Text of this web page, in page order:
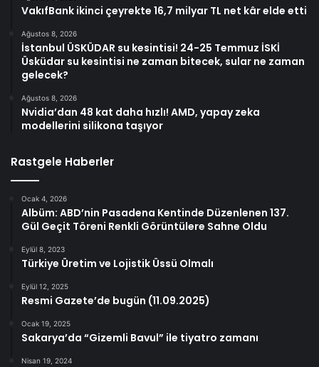
VakıfBank ikinci çeyrekte 16,7 milyar TL net kâr elde etti
Ağustos 8, 2026
İstanbul ÜSKÜDAR su kesintisi! 24-25 Temmuz İSKİ
Üsküdar su kesintisi ne zaman bitecek, sular ne zaman
gelecek?
Ağustos 8, 2026
Nvidia’dan 48 kat daha hızlı! AMD, yapay zeka
modellerini silikona taşıyor
Rastgele Haberler
Ocak 4, 2026
Albüm: ABD’nin Pasadena Kentinde Düzenlenen 137.
Gül Geçit Töreni Renkli Görüntülere Sahne Oldu
Eylül 8, 2023
Türkiye Üretim ve Lojistik Üssü Olmalı
Eylül 12, 2025
Resmi Gazete’de bugün (11.09.2025)
Ocak 19, 2025
Sakarya’da “Gizemli Bavul” ile tiyatro zamanı
Nisan 19, 2024